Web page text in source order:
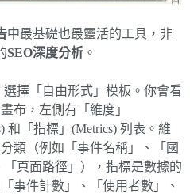
中最基礎也最靈活的工具，非
SEO深度分析 。
選擇「自由形式」模板。你會看
布，左側有「維度」
和「指標」(Metrics) 列表。維
類（例如「事件名稱」、「國
「頁面路徑」），指標是數據的
事件計數」、「使用者數」、